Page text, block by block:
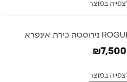
במוצר
₪7,500
במוצר